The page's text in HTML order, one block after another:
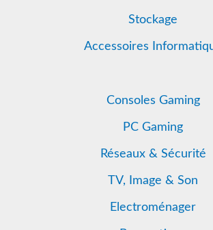
Stockage
Accessoires
Consoles Gaming
PC Gaming
Réseaux & Sécurité
TV, Image & Son
Electroménager